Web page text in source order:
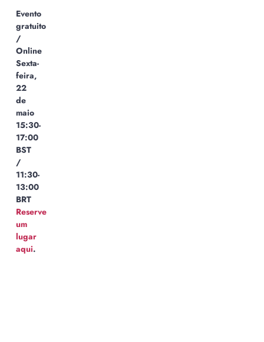
Evento
gratuito
/
Online
Sexta-
feira,
22
de
maio
15:30-
17:00
BST
/
11:30-
13:00
BRT
Reserve
um
lugar
aqui.